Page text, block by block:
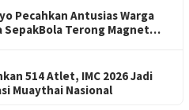
Pecahkan Antusias Warga
SepakBola Terong Magnet
514 Atlet, IMC 2026 Jadi
Muaythai Nasional